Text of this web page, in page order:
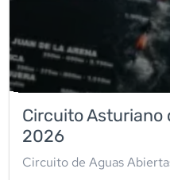
Circuito Asturiano
2026
Circuito de Aguas